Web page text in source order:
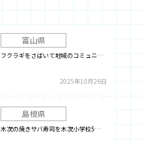
富山県
フクラギをさばいて地域のコミュニ…
2025年10月26日
島根県
木次の焼きサバ寿司を木次小学校5…